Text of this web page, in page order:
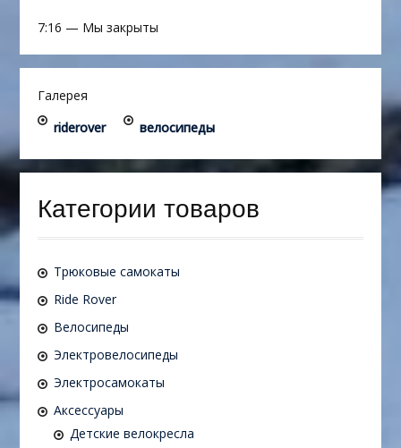
7:16 — Мы закрыты
Галерея
riderover
велосипеды
Категории товаров
Трюковые самокаты
Ride Rover
Велосипеды
Электровелосипеды
Электросамокаты
Аксессуары
Детские велокресла